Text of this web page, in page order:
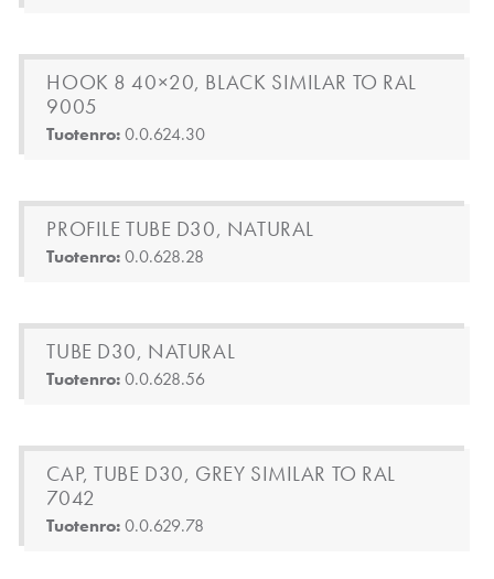
HOOK 8 40×20, BLACK SIMILAR TO RAL
9005
Tuotenro:0.0.624.30
PROFILE TUBE D30, NATURAL
Tuotenro:0.0.628.28
TUBE D30, NATURAL
Tuotenro:0.0.628.56
CAP, TUBE D30, GREY SIMILAR TO RAL
7042
Tuotenro:0.0.629.78